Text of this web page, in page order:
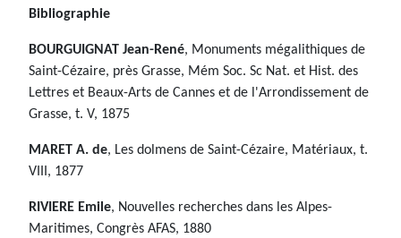
Bibliographie
BOURGUIGNAT Jean-René, Monuments mégalithiques de
Saint-Cézaire, près Grasse, Mém Soc. Sc Nat. et Hist. des
Lettres et Beaux-Arts de Cannes et de l'Arrondissement de
Grasse, t. V, 1875
MARET A. de, Les dolmens de Saint-Cézaire, Matériaux, t.
VIII, 1877
RIVIERE Emile, Nouvelles recherches dans les Alpes-
Maritimes, Congrès AFAS, 1880